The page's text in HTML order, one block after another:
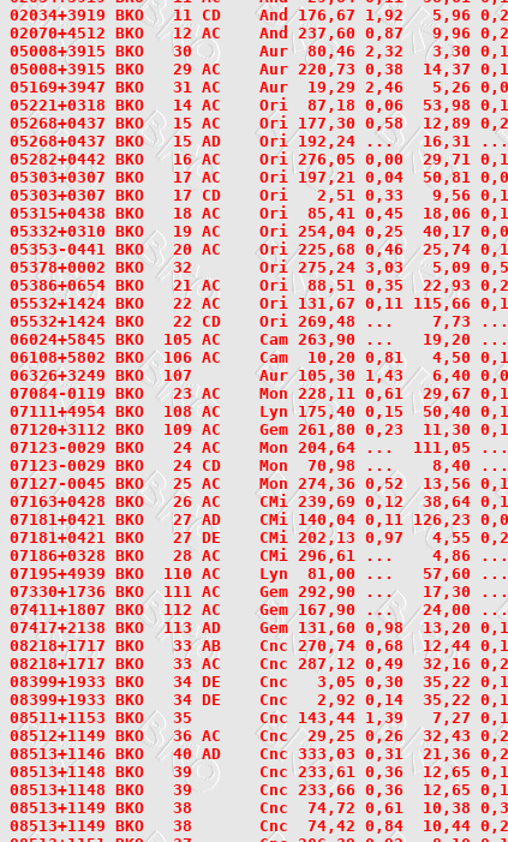
02034+3919 BKO   11 CD    And 176,67 1,92   5,96
02070+4512 BKO   12 AC    And 237,60 0,87   9,96
05008+3915 BKO   30
Aur  80,46 2,32   3,30
05008+3915 BKO   29 AC    Aur 220,73 0,38  14,37
05169+3947 BKO   31 AC    Aur  19,29 2,46   5,26
05221+0318 BKO   14 AC    Ori  87,18 0,06  53,98
05268+0437 BKO   15 AC    Ori 177,30 0,58  12,89
05268+0437 BKO   15 AD    Ori 192,24 ...
05282+0442 BKO   16 AC    Ori 276,05 0,00  29,71
05303+0307 BKO   17 AC    Ori 197,21 0,04  50,81
05303+0307 BKO   17 CD    Ori   2,51 0,33   9,56
05315+0438 BKO   18 AC    Ori  85,41 0,45  18,06
05332+0310 BKO   19 AC    Ori 254,04 0,25  40,17
05353-0441 BKO   20 AC    Ori 225,68 0,46  25,74
05378+0002 BKO   32
Ori 275,24 3,03   5,09
05386+0654 BKO   21 AC    Ori  88,51 0,35  22,93
05532+1424 BKO   22 AC    Ori 131,67 0,11 115,66
05532+1424 BKO   22 CD    Ori 269,48 ...
06024+5845 BKO  105 AC    Cam 263,90 ...   19,20
06108+5802 BKO  106 AC    Cam  10,20 0,81
06326+3249 BKO  107
Aur 105,30 1,43   6,40
07084-0119 BKO   23 AC    Mon 228,11 0,61  29,67
07111+4954 BKO  108 AC    Lyn 175,40 0,15  50,40
07120+3112 BKO  109 AC    Gem 261,80 0,23  11,30
07123-0029 BKO   24 AC    Mon 204,64 ...  111,05
07123-0029 BKO   24 CD    Mon  70,98 ...    8,40
07127-0045 BKO   25 AC    Mon 274,36 0,52  13,56
07163+0428 BKO   26 AC    CMi 239,69 0,12  38,64
07181+0421 BKO   27 AD    CMi 140,04 0,11 126,23
07181+0421 BKO   27 DE    CMi 202,13 0,97
07186+0328 BKO   28 AC    CMi 296,61 ...    4,86
07195+4939 BKO  110 AC    Lyn  81,00 ...   57,60 ...
07330+1736 BKO  111 AC    Gem 292,90 ...   17,30
07411+1807 BKO  112 AC    Gem 167,90 ...   24,00
07417+2138 BKO  113 AD    Gem 131,60 0,98  13,20
08218+1717 BKO   33 AB    Cnc 270,74 0,68  12,44
08218+1717 BKO   33 AC    Cnc 287,12 0,49  32,16
08399+1933 BKO   34 DE    Cnc   3,05 0,30  35,22
08399+1933 BKO   34 DE    Cnc   2,92 0,14  35,22
08511+1153 BKO   35
Cnc 143,44 1,39   7,27
08512+1149 BKO   36 AC    Cnc  29,25 0,26  32,43
08513+1146 BKO   40 AD    Cnc 333,03 0,31  21,36
08513+1148 BKO   39
Cnc 233,61 0,36  12,65
08513+1148 BKO   39       Cnc 233,66 0,36  12,65
08513+1149 BKO   38
Cnc  74,72 0,61  10,38
08513+1149 BKO   38       Cnc  74,42 0,84  10,44